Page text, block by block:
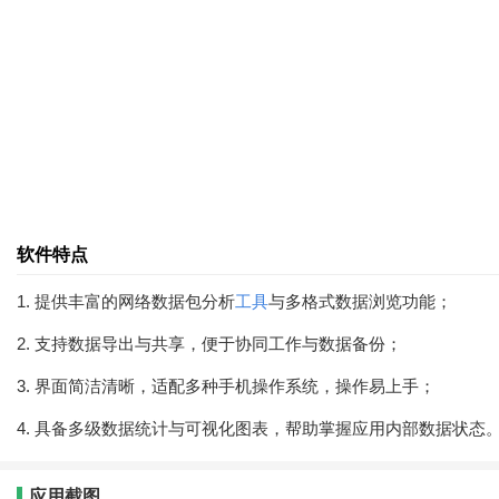
软件特点
1. 提供丰富的网络数据包分析工具与多格式数据浏览功能；
2. 支持数据导出与共享，便于协同工作与数据备份；
3. 界面简洁清晰，适配多种手机操作系统，操作易上手；
4. 具备多级数据统计与可视化图表，帮助掌握应用内部数据状态